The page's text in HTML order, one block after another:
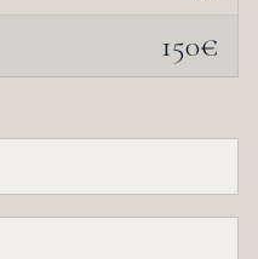
150€